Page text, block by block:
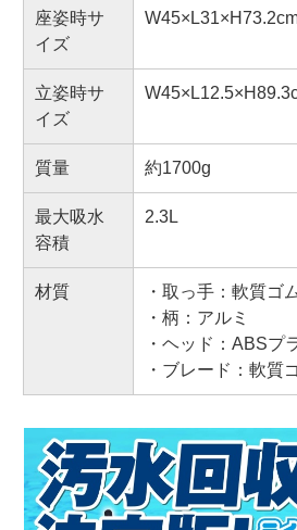
座姿時サ
イズ
立姿時サ
イズ
質量 約1700g
最大吸水
容積
2.3L
材質
・取っ手：軟質ゴ
・柄：アルミ
・ヘッド：ABSプ
・ブレード：軟質